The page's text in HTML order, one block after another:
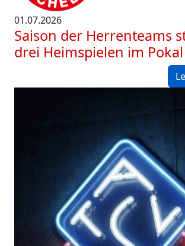
01.07.2026
Saison der Herrenteams
drei Heimspielen im Pokal